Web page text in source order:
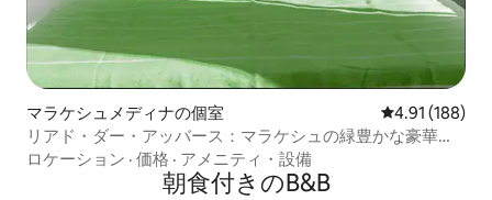
マラケシュメディナの個室 レビュー188
4.91 (188)
リアド・ダー・アッバース：マラケシュの緑豊かな豪華な
隠れ家
ロケーション · 価格 · アメニティ・設備
朝食付きのB&B